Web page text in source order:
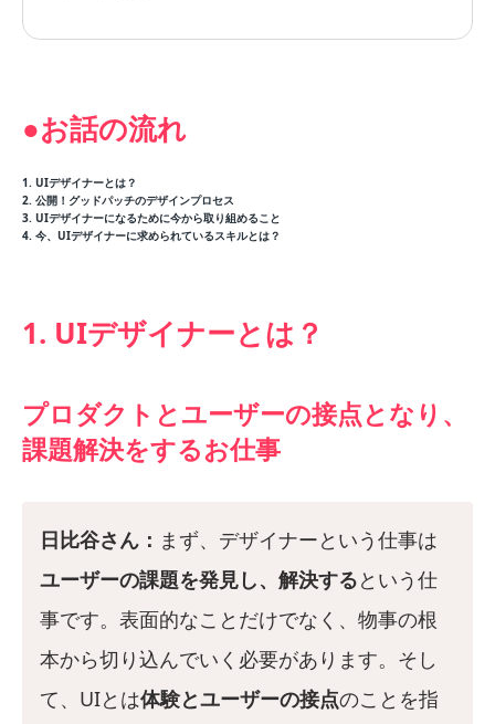
●お話の流れ
1. UIデザイナーとは？
2. 公開！グッドパッチのデザインプロセス
3. UIデザイナーになるために今から取り組めること
4. 今、UIデザイナーに求められているスキルとは？
1. UIデザイナーとは？
プロダクトとユーザーの接点となり、
課題解決をするお仕事
日比谷さん： まず、デザイナーという仕事は
ユーザーの課題を発見し、解決するという仕
事です。表面的なことだけでなく、物事の根
本から切り込んでいく必要があります。そし
て、UIとは体験とユーザーの接点のことを指